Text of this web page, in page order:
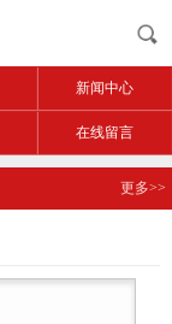
新闻中心
在线留言
更多>>